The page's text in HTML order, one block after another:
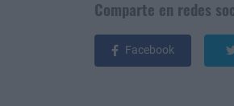
Comparte en redes
Facebook